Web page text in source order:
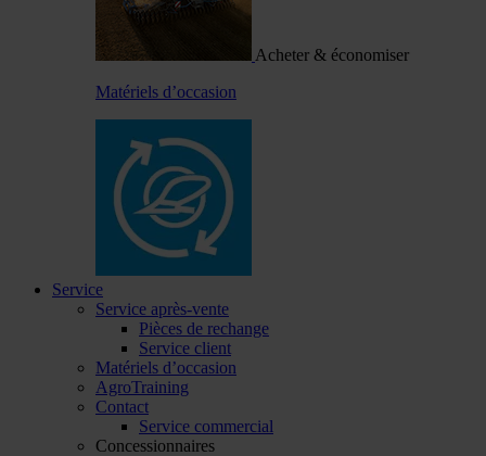
Acheter & économiser
Matériels d’occasion
Service
Service après-vente
Pièces de rechange
Service client
Matériels d’occasion
AgroTraining
Contact
Service commercial
Concessionnaires